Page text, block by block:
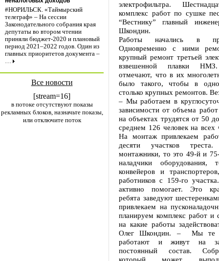
#НОРИЛЬСК. «Таймырский
телеграф» – На сессии
Законодательного собрания края
депутаты во втором чтении
приняли бюджет-2020 и плановый
период 2021–2022 годов. Один из
главных приоритетов документа –
…
Все новости
[stream=16]
в потоке отсутствуют показы
рекламных блоков, назначьте показы,
или отключите поток
электрофильтра.
комплекс работ по сушке
“Вестнику” главный
Шкондин.
Работы начались в
Одновременно с ними
крупный ремонт третьей
взвешенной плавки НМЗ.
отмечают, что в их
было такого, чтобы в
столько крупных ремонтов.
– Мы работаем в
зависимости от объема
на объектах трудятся от 50
среднем 126 человек на всех
На монтаж привлекаем
десяти участков
монтажники, то это 49-й и
наладчики
конвейеров и
работников с 159-го
активно помогает. Это
ребята заведуют
привлекаем на
планируем комплекс работ и
на какие работы
Олег Шкондин. – Мы те
работают и живут на
постоянный состав.
который может